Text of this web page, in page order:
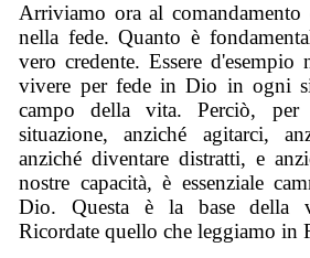
Arriviamo ora al comandamento
nella fede. Quanto è
vero credente. Essere
vivere per fede in Dio in ogni
campo della vita. Perciò,
situazione, anziché agitarci,
anziché diventare distratti, e
nostre capacità, è essenziale
Dio. Questa è la base della
Ricordate quello che leggiamo in